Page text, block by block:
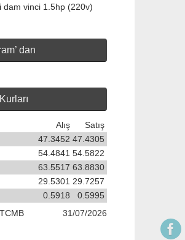
dam vinci 1.5hp (220v)
dan
Satış
Alış
47.4305
47.3452
54.5822
54.4841
63.8830
63.5517
29.7257
29.5301
0.5995
0.5918
TCMB 31/07/2026